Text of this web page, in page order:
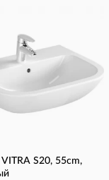
VITRA S20, 55cm,